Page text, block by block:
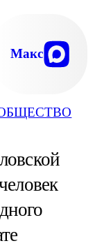
Макс